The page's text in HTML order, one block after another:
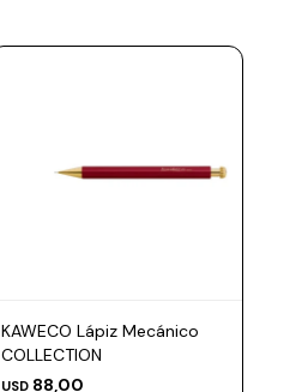
KAWECO Lápiz Mecánico
COLLECTION
USD 88,00